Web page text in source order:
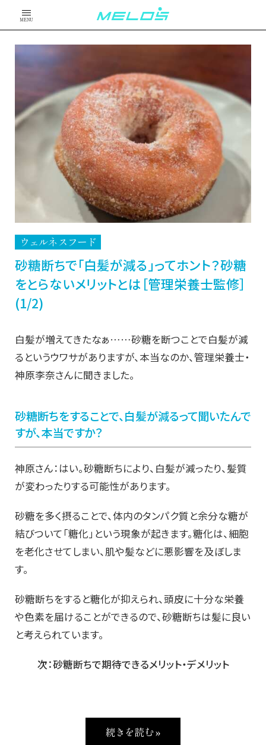
MENU
ウェルネスフード
砂糖断ちで「白髪が減る」ってホント？砂糖
をとらないメリットとは［管理栄養士監修］
(1/2)
白髪が増えてきたなぁ……砂糖を断つことで白髪が減
るというウワサがありますが、本当なのか、管理栄養士・
神原李奈さんに聞きました。
砂糖断ちをすることで、白髪が減るって聞いたんで
すが、本当ですか？
神原さん：はい。砂糖断ちにより、白髪が減ったり、髪質
が変わったりする可能性があります。
砂糖を多く摂ることで、体内のタンパク質と余分な糖が
結びついて「糖化」という現象が起きます。糖化は、細胞
を老化させてしまい、肌や髪などに悪影響を及ぼしま
す。
砂糖断ちをすると糖化が抑えられ、頭皮に十分な栄養
や色素を届けることができるので、砂糖断ちは髪に良い
と考えられています。
次：砂糖断ちで期待できるメリット・デメリット
続きを読む »